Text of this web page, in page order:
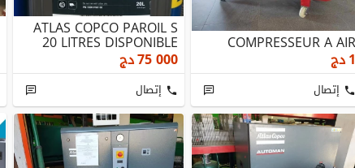
COMPRESSEUR A AIR
1دج
إتصال
ATLAS COPCO PAROIL S
20 LITRES DISPONIBLE
75 000دج
إتصال